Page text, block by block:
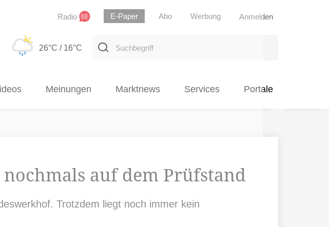
Radio E-Paper Abo Werbung Anmelden
26°C / 16°C
Suchbegriff
Meinungen Marktnews Services Portale
auf dem Prüfstand
Trotzdem liegt noch immer kein